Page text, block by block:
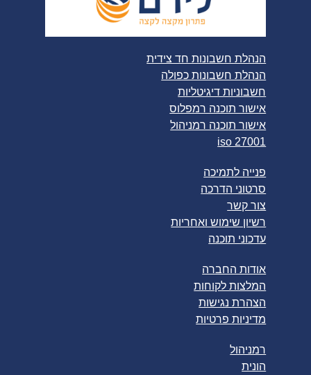
הנהלת חשבונות חד צידית
הנהלת חשבונות כפולה
חשבוניות דיגיטליות
אישור תוכנה רמפלוס
אישור תוכנה רמניהול
iso 27001
פנייה לתמיכה
סרטוני הדרכה
צור קשר
רשיון שימוש ואחריות
עדכוני תוכנה
אודות החברה
המלצות לקוחות
הצהרת נגישות
מדיניות פרטיות
רמניהול
הונית